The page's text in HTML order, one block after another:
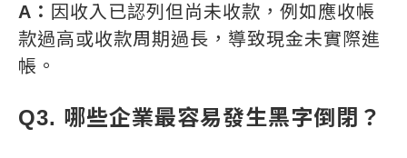
A： 因收入已認列但尚未收款，例如應收帳
款過高或收款周期過長，導致現金未實際進
帳。
Q3. 哪些企業最容易發生黑字倒閉？